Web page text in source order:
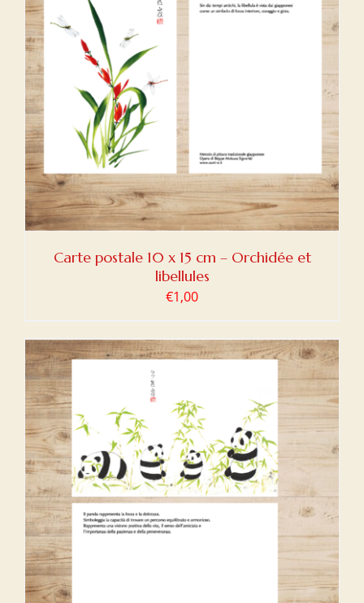
Carte postale 10 x 15 cm – Orchidée et
libellules
€1,00